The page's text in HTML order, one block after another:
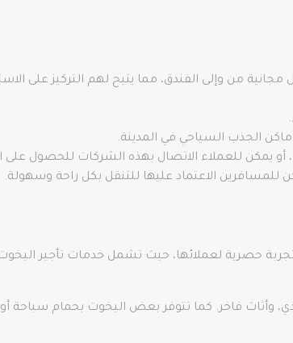
من وإلى الفندق، مما يتيح لهم التركيز على
الجذب السياحي في المدينة.
يمكن للعملاء الاتصال بهذه الشركات للحصول على
للمسافرين الاعتماد عليها للتنقل بكل راحة وسهولة.
حصرية لعملائها، حيث تشمل خدمات تأجير
وأثاث فاخر. كما تتوفر بعض اليخوت بحمام سباحة